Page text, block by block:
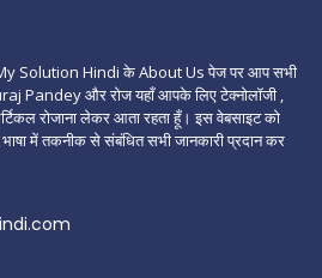
My Solution Hindi के About Us पेज पर आप सभी
Pandey और रोज यहाँ आपके लिए टेक्नोलॉजी ,
रोजाना लेकर आता रहता हूँ। इस वेबसाइट को
में तकनीक से संबंधित सभी जानकारी प्रदान कर